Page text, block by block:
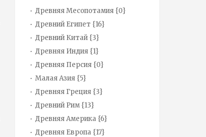
Древняя Месопотамия {0}
Древний Египет {16}
Древний Китай {3}
Древняя Индия {1}
Древняя Персия {0}
Малая Азия {5}
Древняя Греция {3}
Древний Рим {13}
Древняя Америка {6}
Древняя Европа {17}